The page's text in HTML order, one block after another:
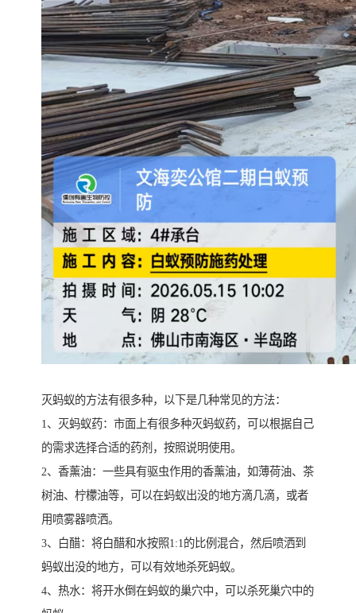
灭蚂蚁的方法有很多种，以下是几种常见的方法：
1、灭蚂蚁药：市面上有很多种灭蚂蚁药，可以根据自己
的需求选择合适的药剂，按照说明使用。
2、香薰油：一些具有驱虫作用的香薰油，如薄荷油、茶
树油、柠檬油等，可以在蚂蚁出没的地方滴几滴，或者
用喷雾器喷洒。
3、白醋：将白醋和水按照1:1的比例混合，然后喷洒到
蚂蚁出没的地方，可以有效地杀死蚂蚁。
4、热水：将开水倒在蚂蚁的巢穴中，可以杀死巢穴中的